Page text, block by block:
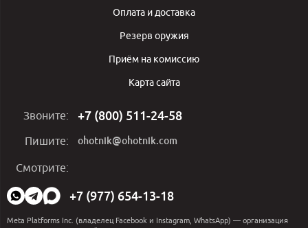
Оплата и доставка
Резерв оружия
Приём на комиссию
Карта сайта
Звоните: +7 (800) 511-24-58
Пишите: ohotnik@ohotnik.com
Смотрите:
социальных
сетях:
+7 (977) 654-13-18
Meta Platforms Inc. (владелец Facebook и Instagram, WhatsApp) — организация